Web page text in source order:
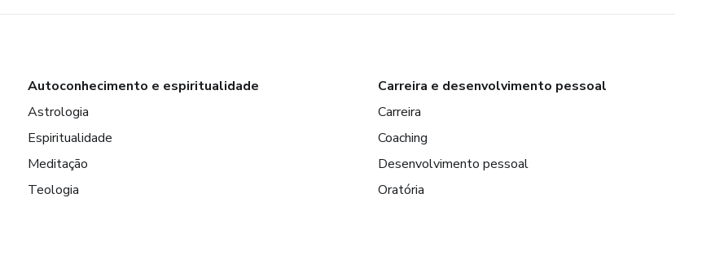
Autoconhecimento e espiritualidade
Astrologia
Espiritualidade
Meditação
Teologia
Carreira e desenvolvimento pessoal
Carreira
Coaching
Desenvolvimento pessoal
Oratória